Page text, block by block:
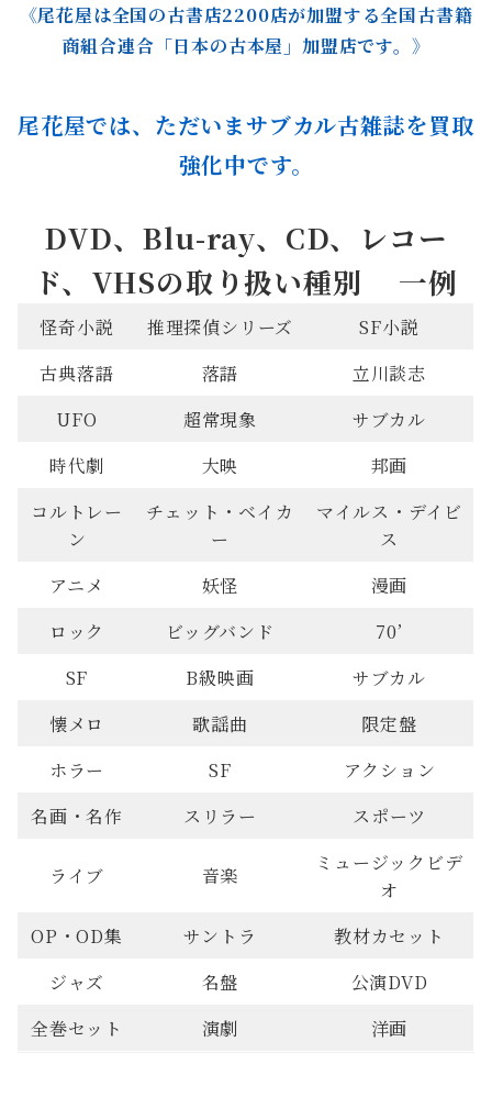
《尾花屋は全国の古書店2200店が加盟する全国古書籍
商組合連合「日本の古本屋」加盟店です。》
尾花屋では、ただいまサブカル古雑誌を買取
強化中です。
DVD、Blu-ray、CD、レコー
ド、VHSの取り扱い種別 一例
怪奇小説 推理探偵シリーズ
SF小説
古典落語
落語
立川談志
UFO
超常現象
サブカル
時代劇
大映
邦画
コルトレー
ン
チェット・ベイカ
ー
マイルス・デイビ
ス
アニメ
妖怪
漫画
ロック
ビッグバンド
70’
SF
B級映画
サブカル
懐メロ
歌謡曲
限定盤
ホラー
SF
アクション
名画・名作
スリラー スポーツ
ライブ 音楽
ミュージックビデ
オ
OP・OD集
サントラ
教材カセット
ジャズ
名盤
公演DVD
全巻セット
演劇 洋画